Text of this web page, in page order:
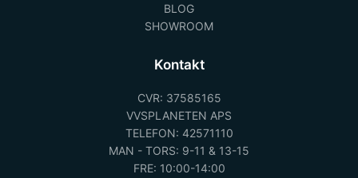
BLOG
SHOWROOM
Kontakt
CVR: 37585165
VVSPLANETEN APS
TELEFON: 42571110
MAN - TORS: 9-11 & 13-15
FRE: 10:00-14:00